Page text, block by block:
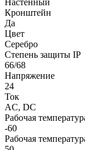
Кронштейн
Да
Цвет
Серебро
Степень защиты IP
66/68
Напряжение
24
Ток
AC, DC
Рабочая
-60
Рабочая